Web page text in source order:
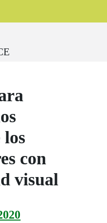
los
con
visual